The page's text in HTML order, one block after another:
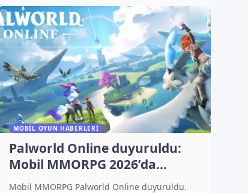
MOBIL OYUN HABERLERI
Palworld Online duyuruldu:
Mobil MMORPG 2026’da
çıkacak
Mobil MMORPG Palworld Online duyuruldu.